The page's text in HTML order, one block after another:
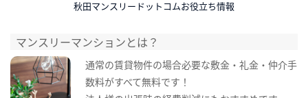
秋田マンスリードットコムお役立ち情報
マンスリーマンションとは？
通常の賃貸物件の場合必要な敷金・礼金・仲介手
数料がすべて無料です！